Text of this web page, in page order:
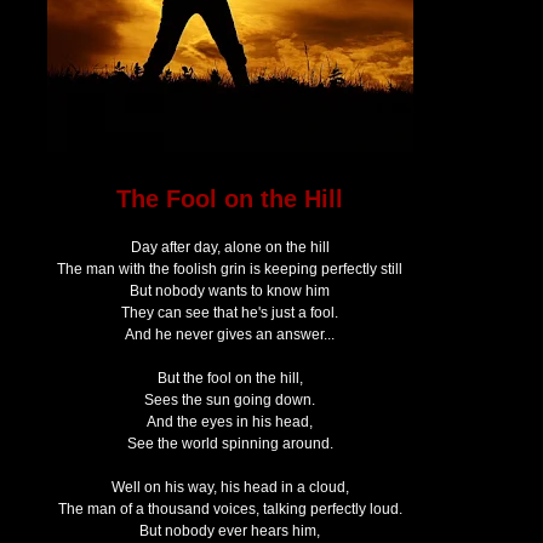
The Fool on the Hill
Day after day, alone on the hill
The man with the foolish grin is keeping perfectly still
But nobody wants to know him
They can see that he's just a fool.
And he never gives an answer...
But the fool on the hill,
Sees the sun going down.
And the eyes in his head,
See the world spinning around.
Well on his way, his head in a cloud,
The man of a thousand voices, talking perfectly loud.
But nobody ever hears him,